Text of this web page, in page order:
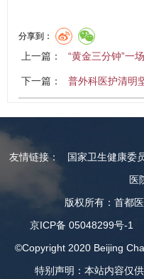
分享到：
上一篇： “黄金三分钟”一
下一篇： 普外科医护清明
友情链接： 国家卫生健康委
医
版权所有：首都
京ICP备 05048299号-1
©Copyright 2020 Beijing
特别声明：本站内容仅